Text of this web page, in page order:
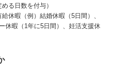
る日数を付与）
休暇（例）結婚休暇（5日間）、
休暇（1年に5日間）、妊活支援休